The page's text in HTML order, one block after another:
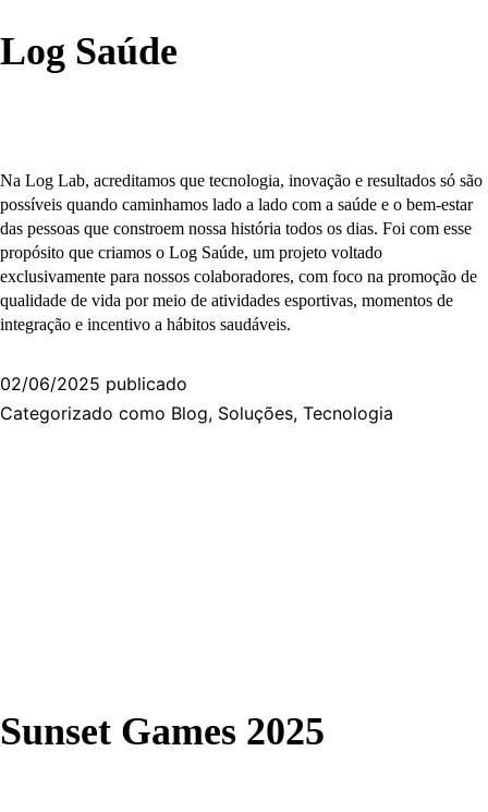
Log Saúde
Na Log Lab, acreditamos que tecnologia, inovação e resultados só são
possíveis quando caminhamos lado a lado com a saúde e o bem-estar
das pessoas que constroem nossa história todos os dias. Foi com esse
propósito que criamos o Log Saúde, um projeto voltado
exclusivamente para nossos colaboradores, com foco na promoção de
qualidade de vida por meio de atividades esportivas, momentos de
integração e incentivo a hábitos saudáveis.
02/06/2025 publicado
Categorizado como Blog, Soluções, Tecnologia
Sunset Games 2025